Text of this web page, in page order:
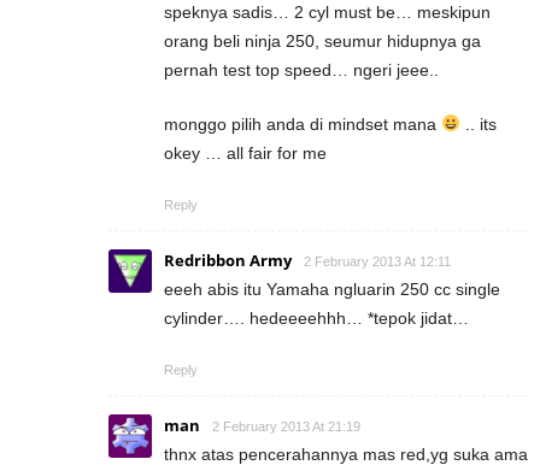
speknya sadis… 2 cyl must be… meskipun
orang beli ninja 250, seumur hidupnya ga
pernah test top speed… ngeri jeee..
monggo pilih anda di mindset mana
.. its
okey … all fair for me
Reply
Redribbon Army 2 February 2013 At 12:11
eeeh abis itu Yamaha ngluarin 250 cc single
cylinder…. hedeeeehhh… *tepok jidat…
Reply
man 2 February 2013 At 21:19
thnx atas pencerahannya mas red,yg suka ama